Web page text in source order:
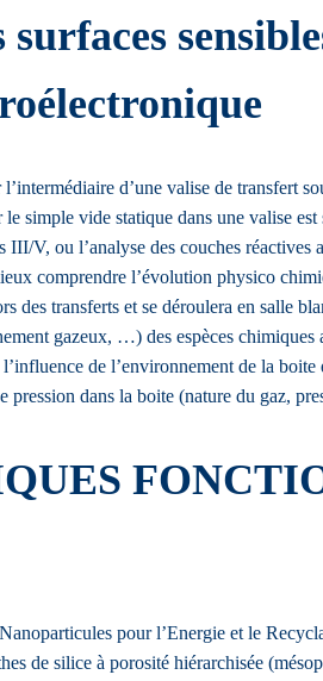
d’une valise de transfert
simple vide statique dans une valise
V, ou l’analyse des couches réactives
comprendre l’évolution physico
des transferts et se déroulera en salle
gazeux, …) des espèces chimiques
de l’environnement de la
pression dans la boite (nature du gaz,
pour l’Energie et le
de silice à porosité hiérarchisée